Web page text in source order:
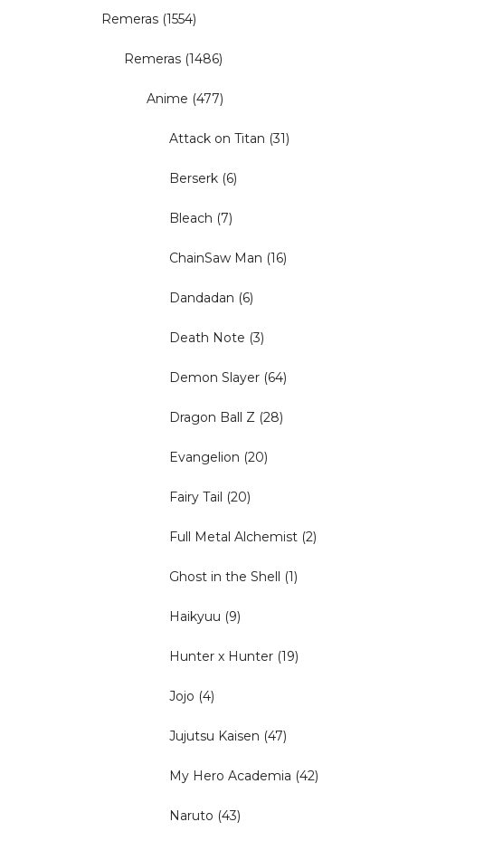
Remeras (1554)
Remeras (1486)
Anime (477)
Attack on Titan (31)
Berserk (6)
Bleach (7)
ChainSaw Man (16)
Dandadan (6)
Death Note (3)
Demon Slayer (64)
Dragon Ball Z (28)
Evangelion (20)
Fairy Tail (20)
Full Metal Alchemist (2)
Ghost in the Shell (1)
Haikyuu (9)
Hunter x Hunter (19)
Jojo (4)
Jujutsu Kaisen (47)
My Hero Academia (42)
Naruto (43)